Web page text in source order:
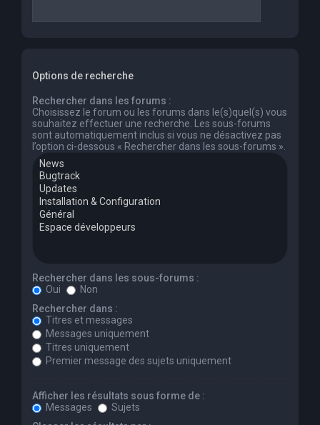
Options de recherche
Rechercher dans les forums :
Choisissez le forum ou les forums dans le(s)quel(s) vous
souhaitez effectuer une recherche. Les sous-forums
sont automatiquement inclus si vous ne désactivez pas
l’option ci-dessous « Rechercher dans les sous-forums ».
Rechercher dans les sous-forums :
Oui
Non
Rechercher dans :
Titres et messages
Messages uniquement
Titres uniquement
Premier message des sujets uniquement
Afficher les résultats sous forme de :
Messages
Sujets